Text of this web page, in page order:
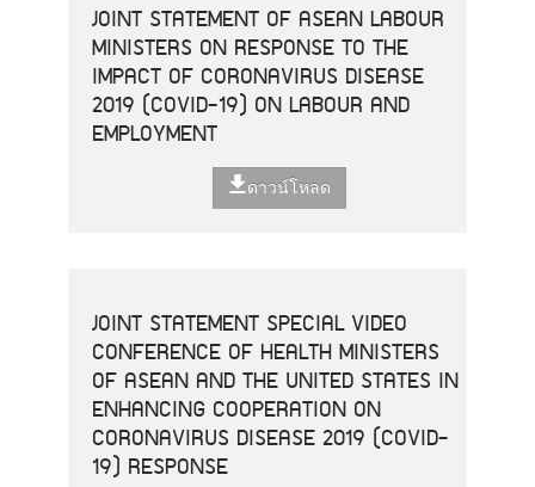
JOINT STATEMENT OF ASEAN LABOUR
MINISTERS ON RESPONSE TO THE
IMPACT OF CORONAVIRUS DISEASE
2019 (COVID-19) ON LABOUR AND
EMPLOYMENT
ดาวน์โหลด
JOINT STATEMENT SPECIAL VIDEO
CONFERENCE OF HEALTH MINISTERS
OF ASEAN AND THE UNITED STATES IN
ENHANCING COOPERATION ON
CORONAVIRUS DISEASE 2019 (COVID-
19) RESPONSE